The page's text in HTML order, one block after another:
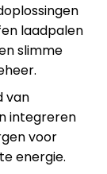
laadpalen
slimme
van
integreren
voor
energie.